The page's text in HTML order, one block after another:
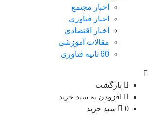
اخبار مجتمع
اخبار فناوری
اخبار اقتصادی
مقالات آموزشی
60 ثانیه فناوری
بازگشت
افزودن به سبد خرید
0
سبد خرید